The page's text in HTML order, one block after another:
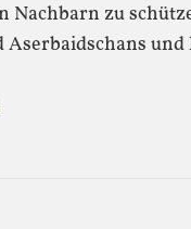
Nachbarn zu
Aserbaidschans